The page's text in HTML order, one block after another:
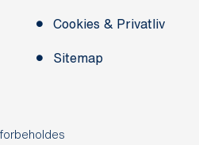
Cookies & Privatliv
Sitemap